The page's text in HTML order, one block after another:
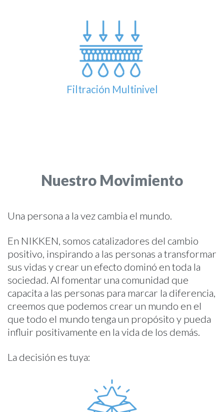
Filtración Multinivel
Nuestro Movimiento
Una persona a la vez cambia el mundo.
En NIKKEN, somos catalizadores del cambio
positivo, inspirando a las personas a transformar
sus vidas y crear un efecto dominó en toda la
sociedad. Al fomentar una comunidad que
capacita a las personas para marcar la diferencia,
creemos que podemos crear un mundo en el
que todo el mundo tenga un propósito y pueda
influir positivamente en la vida de los demás.
La decisión es tuya: